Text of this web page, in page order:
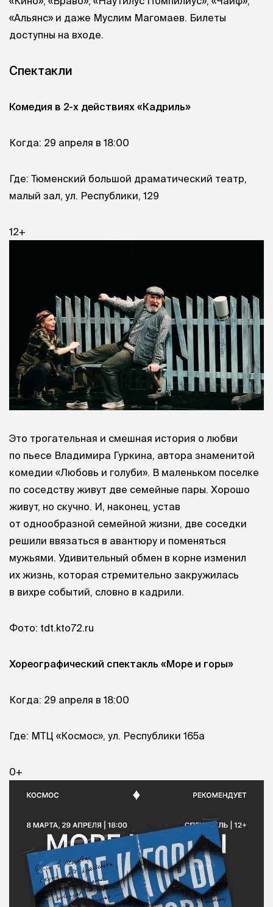
«Альянс» и даже Муслим Магомаев. Билеты
доступны на входе.
Спектакли
Комедия в 2-х действиях «Кадриль»
Когда: 29 апреля в 18:00
Где: Тюменский большой драматический театр,
малый зал, ул. Республики, 129
12+
Это трогательная и смешная история о любви
по пьесе Владимира Гуркина, автора знаменитой
комедии «Любовь и голуби». В маленьком поселке
по соседству живут две семейные пары. Хорошо
живут, но скучно. И, наконец, устав
от однообразной семейной жизни, две соседки
решили ввязаться в авантюру и поменяться
мужьями. Удивительный обмен в корне изменил
их жизнь, которая стремительно закружилась
в вихре событий, словно в кадрили.
Фото: tdt.kto72.ru
Хореографический спектакль «Море и горы»
Когда: 29 апреля в 18:00
Где: МТЦ «Космос», ул. Республики 165а
0+